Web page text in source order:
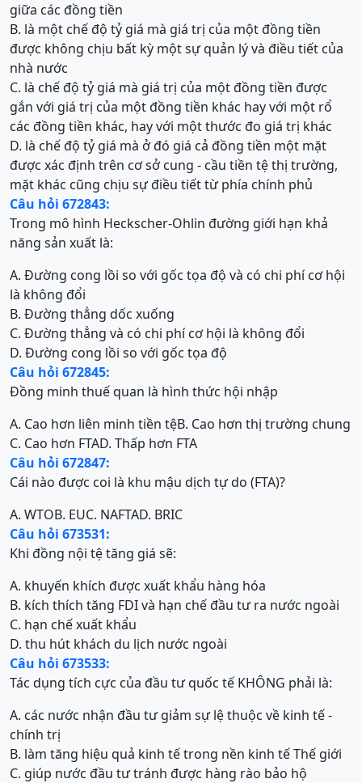
giữa các đồng tiền
B. là một chế độ tỷ giá mà giá trị của một đồng tiền
được không chịu bất kỳ một sự quản lý và điều tiết của
nhà nước
C. là chế độ tỷ giá mà giá trị của một đồng tiền được
gắn với giá trị của một đồng tiền khác hay với một rổ
các đồng tiền khác, hay với một thước đo giá trị khác
D. là chế độ tỷ giá mà ở đó giá cả đồng tiền một mặt
được xác định trên cơ sở cung - cầu tiền tệ thị trường,
mặt khác cũng chịu sự điều tiết từ phía chính phủ
Câu hỏi 672843:
Trong mô hình Heckscher-Ohlin đường giới hạn khả
năng sản xuất là:
A. Đường cong lồi so với gốc tọa độ và có chi phí cơ hội
là không đổi
B. Đường thẳng dốc xuống
C. Đường thẳng và có chi phí cơ hội là không đổi
D. Đường cong lồi so với gốc tọa độ
Câu hỏi 672845:
Đồng minh thuế quan là hình thức hội nhập
A. Cao hơn liên minh tiền tệB. Cao hơn thị trường chung
C. Cao hơn FTAD. Thấp hơn FTA
Câu hỏi 672847:
Cái nào được coi là khu mậu dịch tự do (FTA)?
A. WTOB. EUC. NAFTAD. BRIC
Câu hỏi 673531:
Khi đồng nội tệ tăng giá sẽ:
A. khuyến khích được xuất khẩu hàng hóa
B. kích thích tăng FDI và hạn chế đầu tư ra nước ngoài
C. hạn chế xuất khẩu
D. thu hút khách du lịch nước ngoài
Câu hỏi 673533:
Tác dụng tích cực của đầu tư quốc tế KHÔNG phải là:
A. các nước nhận đầu tư giảm sự lệ thuộc về kinh tế -
chính trị
B. làm tăng hiệu quả kinh tế trong nền kinh tế Thế giới
C. giúp nước đầu tư tránh được hàng rào bảo hộ